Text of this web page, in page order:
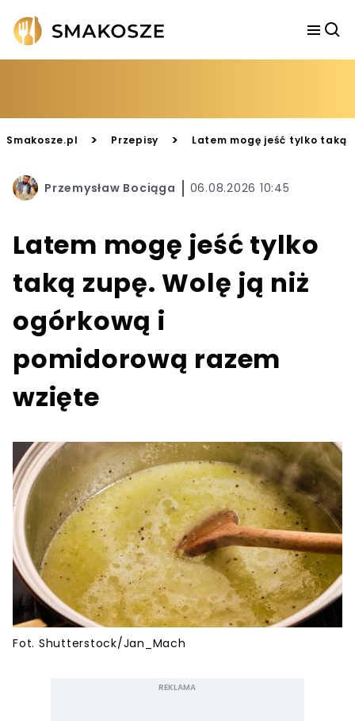
Smakosze.pl > Przepisy > Latem mogę jeść tylko taką
Przemysław Bociąga 06.08.2026 10:45
Latem mogę jeść tylko
taką zupę. Wolę ją niż
ogórkową i
pomidorową razem
wzięte
Fot. Shutterstock/Jan_Mach